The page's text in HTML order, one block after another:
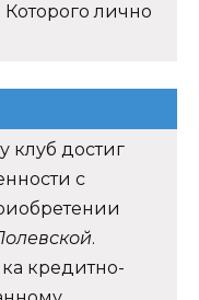
лично
клуб достиг
с
.
кредитно-